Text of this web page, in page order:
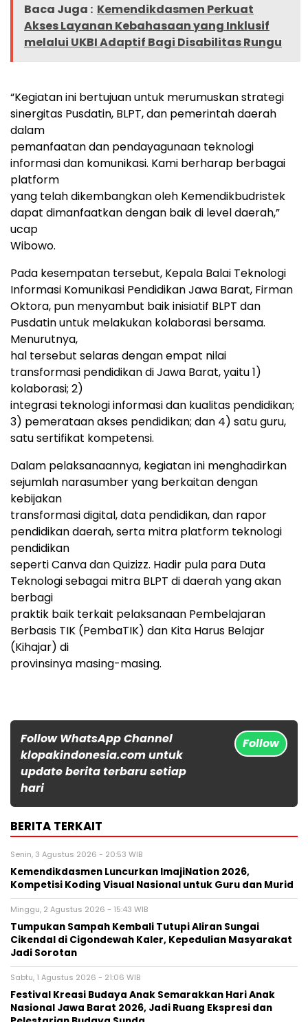
Baca Juga : Kemendikdasmen Perkuat
Akses Layanan Kebahasaan yang Inklusif
melalui UKBI Adaptif Bagi Disabilitas Rungu
“Kegiatan ini bertujuan untuk merumuskan strategi
sinergitas Pusdatin, BLPT, dan pemerintah daerah
dalam
pemanfaatan dan pendayagunaan teknologi
informasi dan komunikasi. Kami berharap berbagai
platform
yang telah dikembangkan oleh Kemendikbudristek
dapat dimanfaatkan dengan baik di level daerah,”
ucap
Wibowo.
Pada kesempatan tersebut, Kepala Balai Teknologi
Informasi Komunikasi Pendidikan Jawa Barat, Firman
Oktora, pun menyambut baik inisiatif BLPT dan
Pusdatin untuk melakukan kolaborasi bersama.
Menurutnya,
hal tersebut selaras dengan empat nilai
transformasi pendidikan di Jawa Barat, yaitu 1)
kolaborasi; 2)
integrasi teknologi informasi dan kualitas pendidikan;
3) pemerataan akses pendidikan; dan 4) satu guru,
satu sertifikat kompetensi.
Dalam pelaksanaannya, kegiatan ini menghadirkan
sejumlah narasumber yang berkaitan dengan
kebijakan
transformasi digital, data pendidikan, dan rapor
pendidikan daerah, serta mitra platform teknologi
pendidikan
seperti Canva dan Quizizz. Hadir pula para Duta
Teknologi sebagai mitra BLPT di daerah yang akan
berbagi
praktik baik terkait pelaksanaan Pembelajaran
Berbasis TIK (PembaTIK) dan Kita Harus Belajar
(Kihajar) di
provinsinya masing-masing.
Follow WhatsApp Channel
klopakindonesia.com untuk
update berita terbaru setiap
hari
Follow
BERITA TERKAIT
Senin, 3 Agustus 2026 - 20:53 WIB
Kemendikdasmen Luncurkan ImajiNation 2026,
Kompetisi Koding Visual Nasional untuk Guru dan Murid
Minggu, 2 Agustus 2026 - 15:43 WIB
Tumpukan Sampah Kembali Tutupi Aliran Sungai
Cikendal di Cigondewah Kaler, Kepedulian Masyarakat
Jadi Sorotan
Sabtu, 1 Agustus 2026 - 21:06 WIB
Festival Kreasi Budaya Anak Semarakkan Hari Anak
Nasional Jawa Barat 2026, Jadi Ruang Ekspresi dan